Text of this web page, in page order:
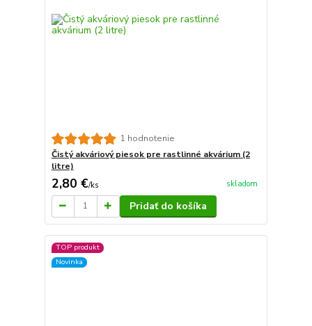
1 hodnotenie
Čistý akváriový piesok pre rastlinné akvárium (2
litre)
2,80 €/ks skladom
Pridať do košíka
TOP produkt
Novinka